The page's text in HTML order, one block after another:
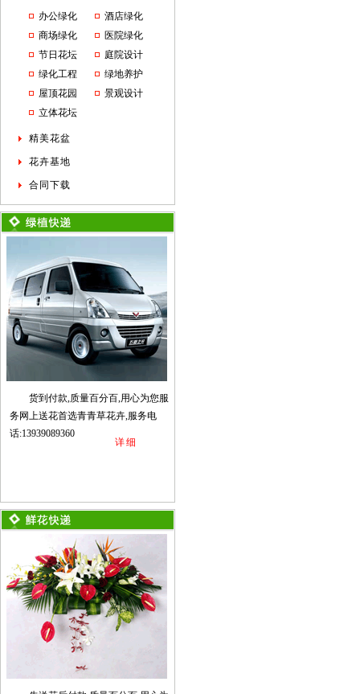
办公绿化
酒店绿化
商场绿化
医院绿化
节日花坛
庭院设计
绿化工程
绿地养护
屋顶花园
景观设计
立体花坛
精美花盆
花卉基地
合同下载
货到付款,质量百分百,用心为您服
务网上送花首选青青草花卉,服务电
话:13939089360
详细